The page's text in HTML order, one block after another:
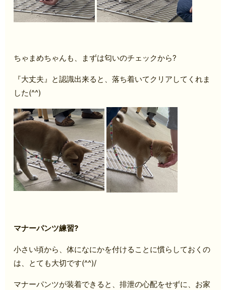
ちゃまめちゃんも、まずは匂いのチェックから?
『大丈夫』と認識出来ると、落ち着いてクリアしてくれま
した(^^)
マナーパンツ練習?
小さい頃から、体になにかを付けることに慣らしておくの
は、とても大切です(^^)/
マナーパンツが装着できると、排泄の心配をせずに、お家